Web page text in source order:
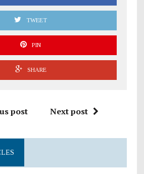
TWEET
PIN
SHARE
post Next post